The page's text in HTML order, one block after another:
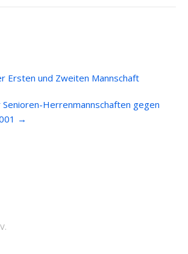
Ersten und Zweiten Mannschaft
Herrenmannschaften gegen
→